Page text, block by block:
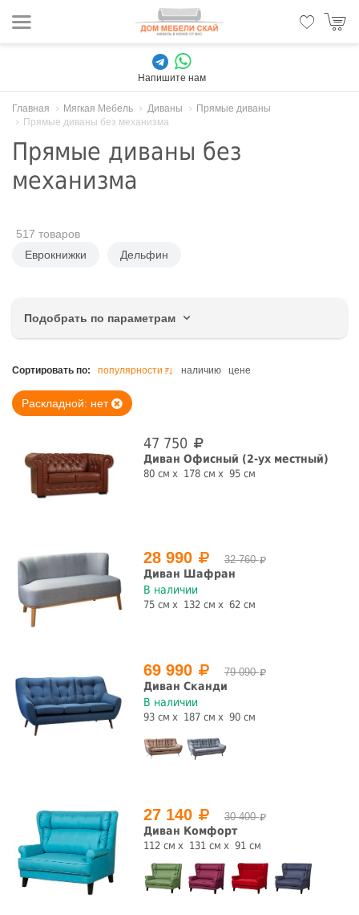
Напишите нам
Главная Мягкая Мебель Диваны
Прямые диваны
Прямые диваны без механизма
Прямые диваны без
механизма
517 товаров
Еврокнижки
Дельфин
Подобрать по параметрам
Цена, руб.
Ширина, см
Цвет
Обивка
велюр жаккард
натуральная
кожа
отсутствует
Сортировать по: популярности наличию цене
Раскладной: нет
47 750
Диван Офисный (2-ух местный)
80 см 178 см 95 см
28 990 32 760
Диван Шафран
В наличии
75 см 132 см 62 см
69 990 79 090
Диван Сканди
В наличии
93 см 187 см 90 см
27 140 30 400
Диван Комфорт
112 см 131 см 91 см